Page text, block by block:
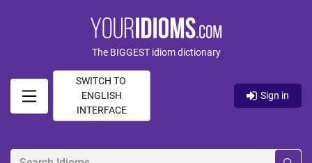
The BIGGEST idiom dictionary
SWITCH TO
ENGLISH
INTERFACE
Sign in